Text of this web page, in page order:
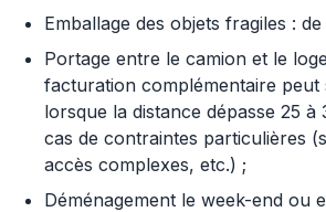
Emballage des objets fragiles :
Portage entre le camion et le
facturation complémentaire peut
lorsque la distance dépasse 25
cas de contraintes particulières
accès complexes, etc.) ;
Déménagement le week-end ou